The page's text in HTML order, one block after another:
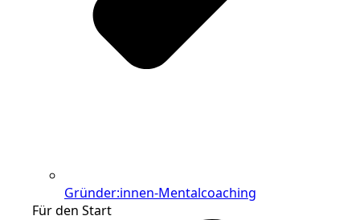
Gründer:innen-Mentalcoaching
Für den Start